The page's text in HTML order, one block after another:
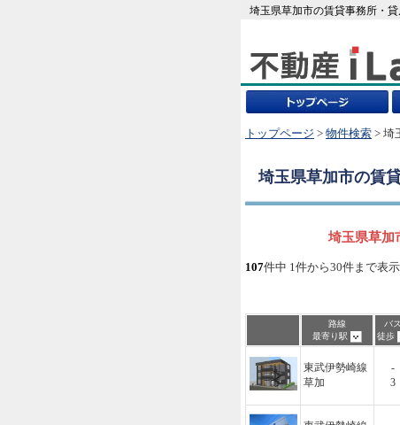
埼玉県草加市の賃貸事務所・
トップページ > 物件検索 > 埼
埼玉県草加市の賃
埼玉県草加
107件中 1件から30件まで表示
路線
最寄り駅
バス
徒歩
東武伊勢崎線
草加
-
3